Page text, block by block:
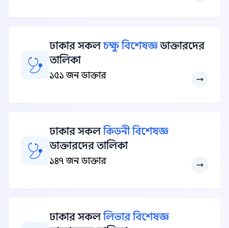
ঢাকার সকলচক্ষু বিশেষজ্ঞডাক্তারদের
তালিকা
১৫১ জন ডাক্তার
ঢাকার সকলকিডনী বিশেষজ্ঞ
ডাক্তারদের তালিকা
১৪৭ জন ডাক্তার
ঢাকার সকললিভার বিশেষজ্ঞ